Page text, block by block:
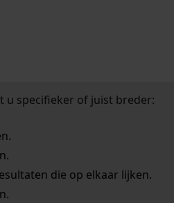
u specifieker of juist breder:
die op elkaar lijken.